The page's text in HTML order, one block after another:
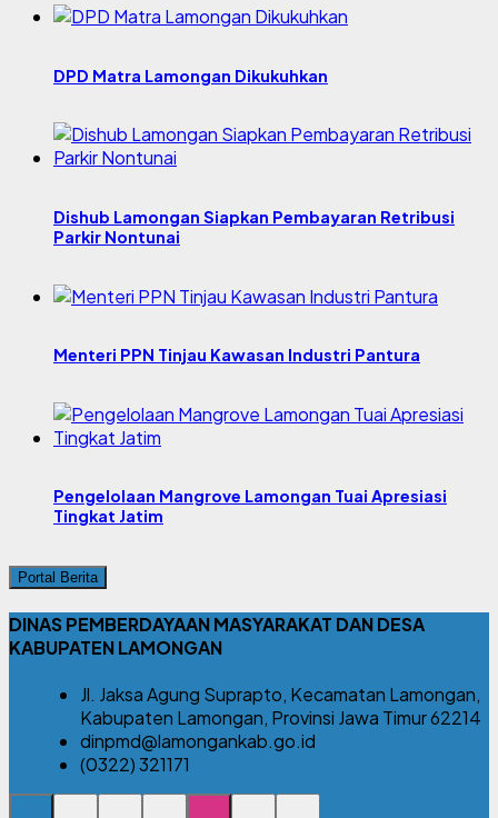
DPD Matra Lamongan Dikukuhkan
Dishub Lamongan Siapkan Pembayaran Retribusi
Parkir Nontunai
Menteri PPN Tinjau Kawasan Industri Pantura
Pengelolaan Mangrove Lamongan Tuai Apresiasi
Tingkat Jatim
Portal Berita
DINAS PEMBERDAYAAN MASYARAKAT DAN DESA
KABUPATEN LAMONGAN
Jl. Jaksa Agung Suprapto, Kecamatan Lamongan,
Kabupaten Lamongan, Provinsi Jawa Timur 62214
dinpmd@lamongankab.go.id
(0322) 321171